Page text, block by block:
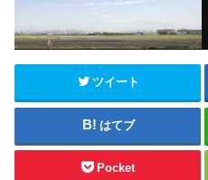
ツイート
はてブ
Pocket